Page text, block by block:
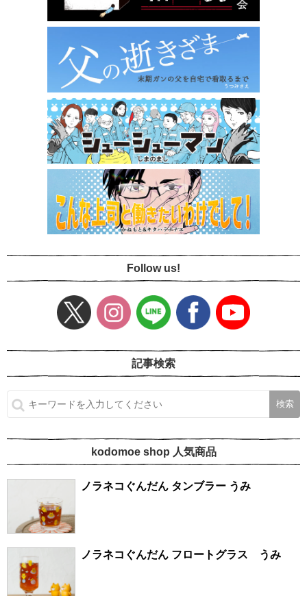
Follow us!
記事検索
kodomoe shop 人気商品
ノラネコぐんだん タンブラー うみ
ノラネコぐんだん フロートグラス うみ